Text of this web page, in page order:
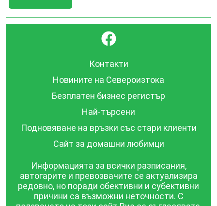
}
Контакти
Новините на Североизтока
Безплатен бизнес регистър
Най-търсени
Подновяване на връзки със стари клиенти
Сайт за домашни любимци
Информацията за всички разписания,
автогарите и превозвачите се актуализира
редовно, но поради обективни и субективни
причини са възможни неточности. С